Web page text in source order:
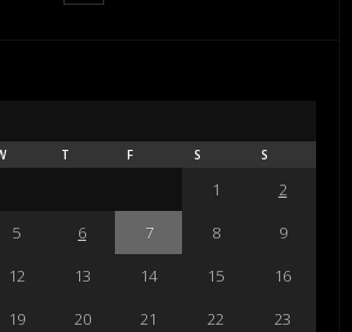
T F S S
1
2
5 6 7 8
9
12 13 14 15
16
19 20 21 22
23